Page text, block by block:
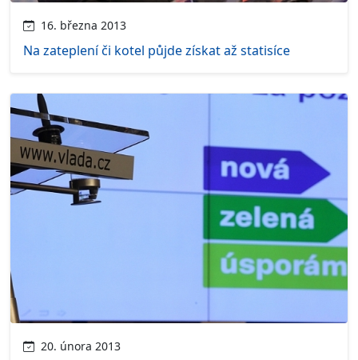
16. března 2013
Na zateplení či kotel půjde získat až statisíce
20. února 2013